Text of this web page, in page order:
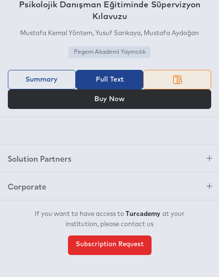
Psikolojik Danışman Eğitiminde Süpervizyon
Kılavuzu
Mustafa Kemal Yöntem Yusuf Sarıkaya Mustafa Aydoğan
Pegem Akademi Yayıncılık
Summary Full Text
Buy Now
Solution Partners
Corporate
If you want to have access to Turcademy at your
institution, please contact us
Subscription Request